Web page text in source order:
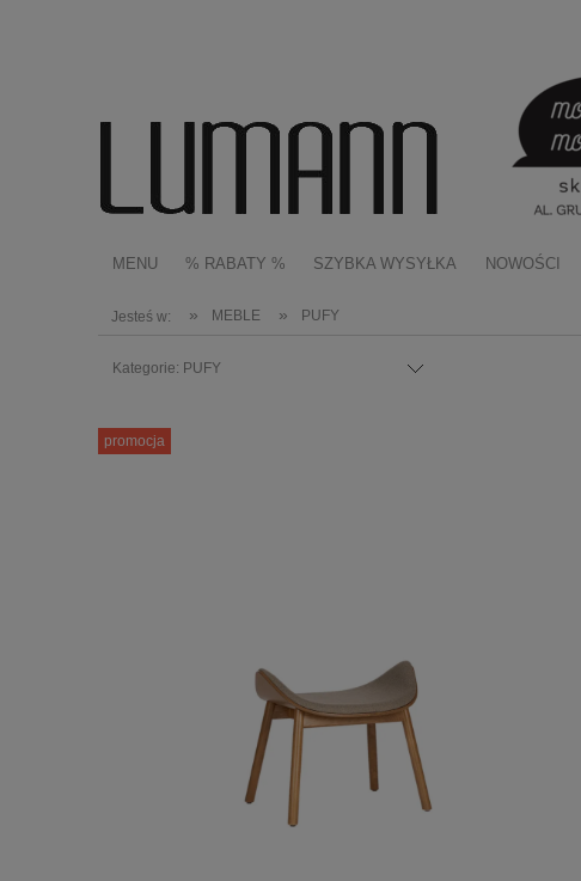
MENU % RABATY % SZYBKA WYSYŁKA NOWOŚCI
Jesteś w: » MEBLE » PUFY
Kategorie: PUFY
promocja